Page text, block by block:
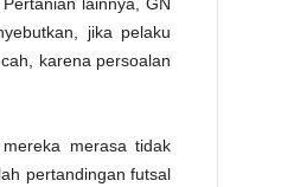
jika pelaku
karena persoalan
merasa tidak
pertandingan futsal